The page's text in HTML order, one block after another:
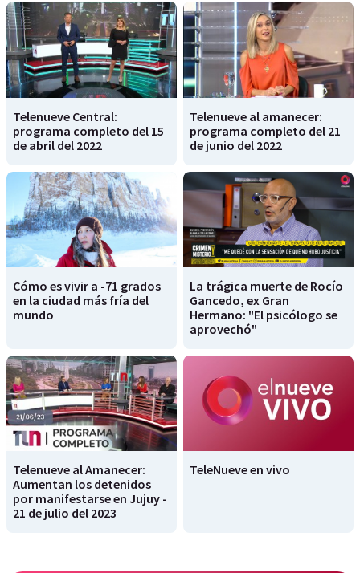
Telenueve Central:
programa completo del 15
de abril del 2022
Telenueve al amanecer:
programa completo del 21
de junio del 2022
Cómo es vivir a -71 grados
en la ciudad más fría del
mundo
La trágica muerte de Rocío
Gancedo, ex Gran
Hermano: "El psicólogo se
aprovechó"
Telenueve al Amanecer:
Aumentan los detenidos
por manifestarse en Jujuy -
21 de julio del 2023
TeleNueve en vivo